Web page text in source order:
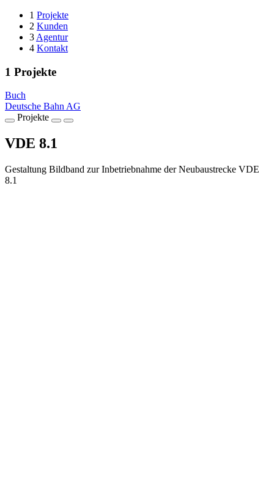
1 Projekte
2 Kunden
3 Agentur
4 Kontakt
1 Projekte
Buch
Deutsche Bahn AG
Projekte
VDE 8.1
Gestaltung Bildband zur Inbetriebnahme der Neubaustrecke VDE
8.1